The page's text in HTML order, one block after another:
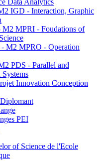
Data Analytics
IGD - Interaction, Graphic
MPRI - Foudations of
M2 MPRO - Operation
PDS - Parallel and
Innovation Conception
PEI
of Science de l'Ecole